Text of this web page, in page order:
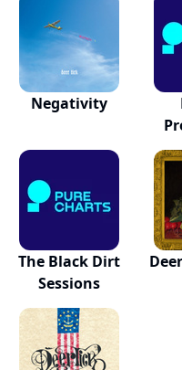
Negativity
The Black Dirt
Sessions